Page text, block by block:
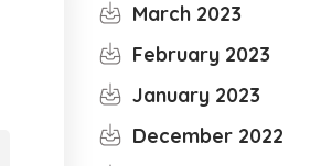
March 2023
February 2023
January 2023
December 2022